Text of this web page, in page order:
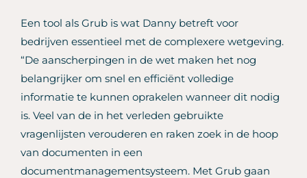
Een tool als Grub is wat Danny betreft voor
bedrijven essentieel met de complexere wetgeving.
“De aanscherpingen in de wet maken het nog
belangrijker om snel en efficiënt volledige
informatie te kunnen oprakelen wanneer dit nodig
is. Veel van de in het verleden gebruikte
vragenlijsten verouderen en raken zoek in de hoop
van documenten in een
documentmanagementsysteem. Met Grub gaan